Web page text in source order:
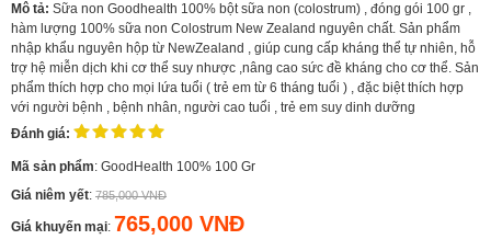
Mô tả: Sữa non Goodhealth 100% bột sữa non (colostrum) , đóng gói 100 gr ,
hàm lượng 100% sữa non Colostrum New Zealand nguyên chất. Sản phẩm
nhập khẩu nguyên hộp từ NewZealand , giúp cung cấp kháng thể tự nhiên, hỗ
trợ hệ miễn dịch khi cơ thể suy nhược ,nâng cao sức đề kháng cho cơ thể. Sản
phẩm thích hợp cho mọi lứa tuổi ( trẻ em từ 6 tháng tuổi ) , đặc biệt thích hợp
với người bệnh , bệnh nhân, người cao tuổi , trẻ em suy dinh dưỡng
Đánh giá:
Mã sản phẩm: GoodHealth 100% 100 Gr
Giá niêm yết: 785,000 VNĐ
Giá khuyến mại: 765,000 VNĐ